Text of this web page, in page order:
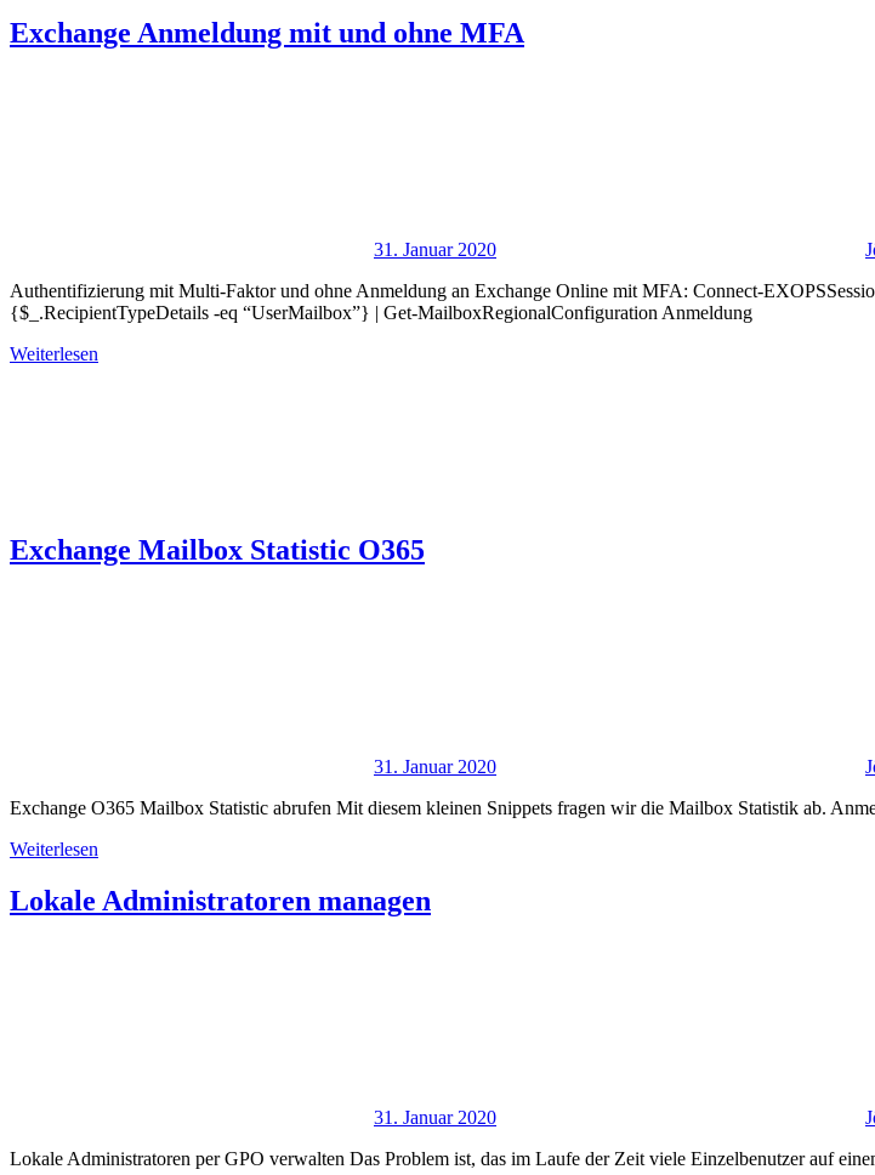
Exchange Anmeldung mit und ohne MFA
31. Januar 2020
Authentifizierung mit Multi-Faktor und ohne Anmeldung an Exchange Online mit MFA: Connect-
{$_.RecipientTypeDetails -eq “UserMailbox”} | Get-MailboxRegionalConfiguration Anmeldung
Weiterlesen
Exchange Mailbox Statistic O365
31. Januar 2020
Exchange O365 Mailbox Statistic abrufen Mit diesem kleinen Snippets fragen wir die Mailbox Statistik ab.
Weiterlesen
Lokale Administratoren managen
31. Januar 2020
Lokale Administratoren per GPO verwalten Das Problem ist, das im Laufe der Zeit viele Einzelbenutzer auf